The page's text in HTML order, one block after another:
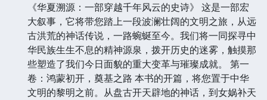
《华夏溯源：一部穿越千年风云的史诗》 这是一部宏
大叙事，它将带您踏上一段波澜壮阔的文明之旅，从远
古洪荒的神话传说，一路蜿蜒至今。我们将一同探寻中
华民族生生不息的精神源泉，拨开历史的迷雾，触摸那
些塑造了我们今日面貌的重大变革与璀璨成就。 第一
卷：鸿蒙初开，奠基之路 本书的开篇，将您置于中华
文明的黎明之前。从盘古开天辟地的神话，到女娲补天